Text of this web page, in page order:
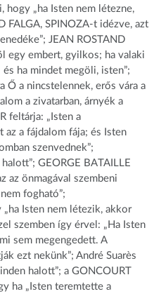
hogy „ha Isten nem létezne,
FALGA, SPINOZA-t idézve, azt
JEAN ROSTAND
egy embert, gyilkos; ha valaki
ha mindet megöli, isten”;
Ő a nincstelennek, erős vára a
a zivatarban, árnyék a
feltárja: „Isten a
a fájdalom fája; és Isten
szenvednek”;
GEORGE BATAILLE
az önmagával szembeni
fogható”;
„ha Isten nem létezik, akkor
szemben így érvel: „Ha Isten
sem megengedett. A
ezt nekünk”; André Suarès
halott”; a GONCOURT
ha „Isten teremtette a